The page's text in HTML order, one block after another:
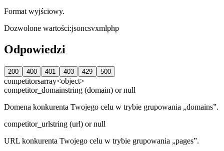
Format wyjściowy.
Dozwolone wartości:jsoncsvxmlphp
Odpowiedzi
200 400 401 403 429 500
competitorsarray<object>
competitor_domainstring (domain) or null
Domena konkurenta Twojego celu w trybie grupowania „domains”.
competitor_urlstring (url) or null
URL konkurenta Twojego celu w trybie grupowania „pages”.